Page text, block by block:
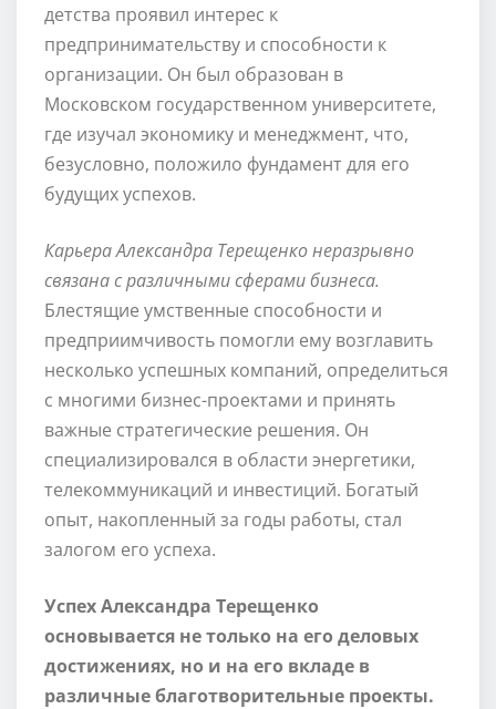
детства проявил интерес к
предпринимательству и способности к
организации. Он был образован в
Московском государственном университете,
где изучал экономику и менеджмент, что,
безусловно, положило фундамент для его
будущих успехов.
Карьера Александра Терещенко неразрывно
связана с различными сферами бизнеса.
Блестящие умственные способности и
предприимчивость помогли ему возглавить
несколько успешных компаний, определиться
с многими бизнес-проектами и принять
важные стратегические решения. Он
специализировался в области энергетики,
телекоммуникаций и инвестиций. Богатый
опыт, накопленный за годы работы, стал
залогом его успеха.
Успех Александра Терещенко
основывается не только на его деловых
достижениях, но и на его вкладе в
различные благотворительные проекты.